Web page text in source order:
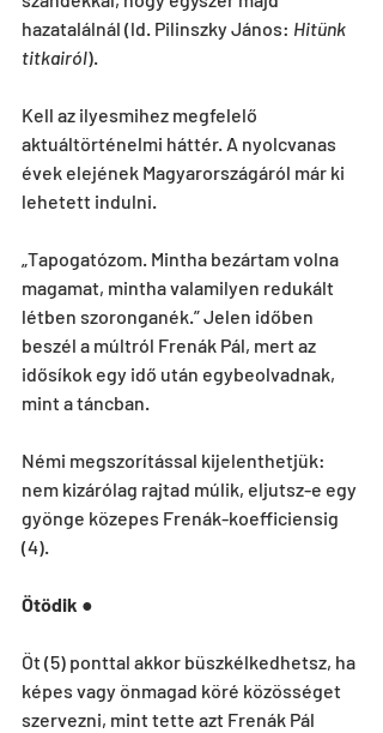
hazatalálnál (ld. Pilinszky János: Hitünk
titkairól).
Kell az ilyesmihez megfelelő
aktuáltörténelmi háttér. A nyolcvanas
évek elejének Magyarországáról már ki
lehetett indulni.
„Tapogatózom. Mintha bezártam volna
magamat, mintha valamilyen redukált
létben szoronganék.” Jelen időben
beszél a múltról Frenák Pál, mert az
idősíkok egy idő után egybeolvadnak,
mint a táncban.
Némi megszorítással kijelenthetjük:
nem kizárólag rajtad múlik, eljutsz-e egy
gyönge közepes Frenák-koefficiensig
(4).
Ötödik ●
Öt (5) ponttal akkor büszkélkedhetsz, ha
képes vagy önmagad köré közösséget
szervezni, mint tette azt Frenák Pál